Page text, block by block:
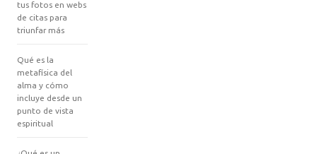
tus fotos en webs
de citas para
triunfar más
Qué es la
metafísica del
alma y cómo
incluye desde un
punto de vista
espiritual